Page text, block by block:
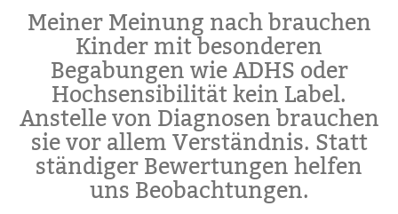
Meiner Meinung nach brauchen
Kinder mit besonderen
Begabungen wie ADHS oder
Hochsensibilität kein Label.
Anstelle von Diagnosen brauchen
sie vor allem Verständnis. Statt
ständiger Bewertungen helfen
uns Beobachtungen.